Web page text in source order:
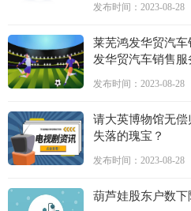
发布时间：2023-08-28
莱芜鸿发华贸汽
发华贸汽车销售
发布时间：2023-08-28
请大英博物馆无
失落的瑰宝？
发布时间：2023-08-28
葫芦娃股东户数